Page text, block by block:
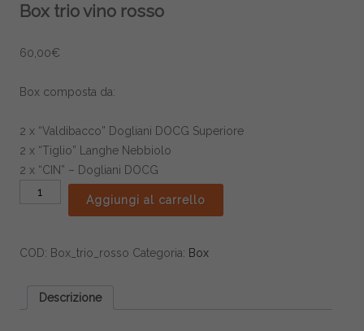
Box trio vino rosso
60,00€
Box composta da:
2 x “Valdibacco” Dogliani DOCG Superiore
2 x “Tiglio” Langhe Nebbiolo
2 x “CIN” – Dogliani DOCG
Box
rosso
Aggiungi al carrello
COD: Box_trio_rosso Categoria: Box
Descrizione